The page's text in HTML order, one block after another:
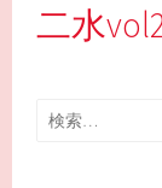
二水
検